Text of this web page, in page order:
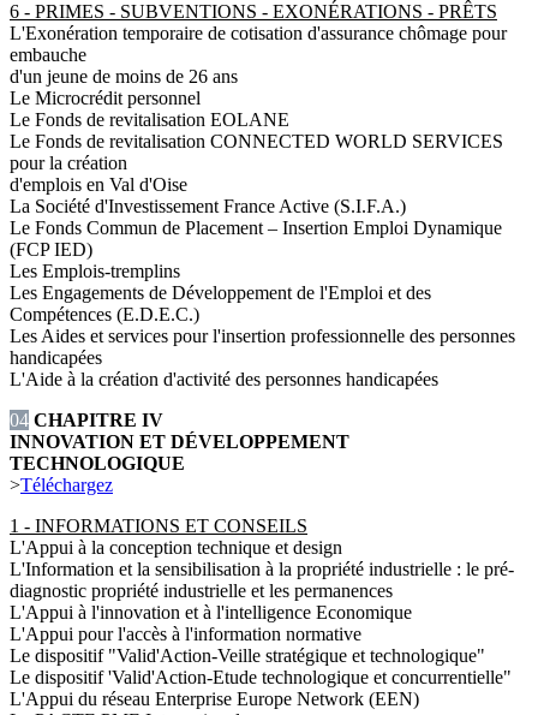
6 - PRIMES - SUBVENTIONS - EXONÉRATIONS - PRÊTS
L'Exonération temporaire de cotisation d'assurance chômage pour
embauche
d'un jeune de moins de 26 ans
Le Microcrédit personnel
Le Fonds de revitalisation EOLANE
Le Fonds de revitalisation CONNECTED WORLD SERVICES
pour la création
d'emplois en Val d'Oise
La Société d'Investissement France Active (S.I.F.A.)
Le Fonds Commun de Placement – Insertion Emploi Dynamique
(FCP IED)
Les Emplois-tremplins
Les Engagements de Développement de l'Emploi et des
Compétences (E.D.E.C.)
Les Aides et services pour l'insertion professionnelle des personnes
handicapées
L'Aide à la création d'activité des personnes handicapées
04 CHAPITRE IV
INNOVATION ET DÉVELOPPEMENT
TECHNOLOGIQUE
>Téléchargez
1 - INFORMATIONS ET CONSEILS
L'Appui à la conception technique et design
L'Information et la sensibilisation à la propriété industrielle : le pré-
diagnostic propriété industrielle et les permanences
L'Appui à l'innovation et à l'intelligence Economique
L'Appui pour l'accès à l'information normative
Le dispositif "Valid'Action-Veille stratégique et technologique"
Le dispositif 'Valid'Action-Etude technologique et concurrentielle"
L'Appui du réseau Enterprise Europe Network (EEN)